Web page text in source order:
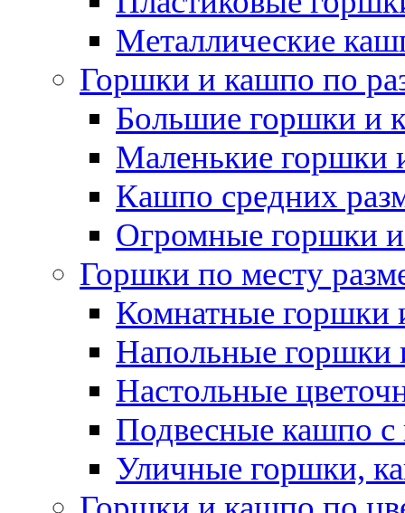
Металлические
Горшки и кашпо по
Большие горшки и
Маленькие горшки
Кашпо средних
Огромные горшки
Горшки по месту
Комнатные горшки
Напольные горшки
Настольные
Подвесные кашпо с
Уличные горшки,